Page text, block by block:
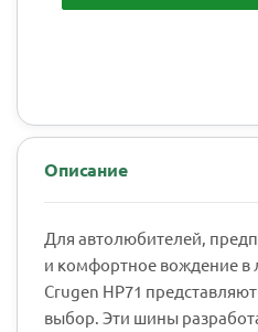
Описание
Для автолюбителей,
и комфортное вождение в
Crugen HP71
выбор. Эти шины